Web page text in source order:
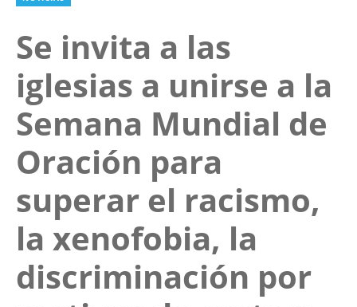
Se invita a las
iglesias a unirse a la
Semana Mundial de
Oración para
superar el racismo,
la xenofobia, la
discriminación por